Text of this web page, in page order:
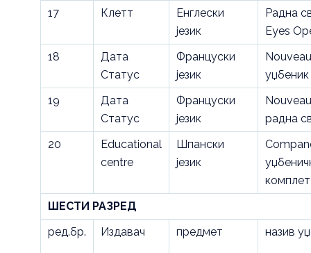
17
Клетт
Енглески
језик
Радна
Eyes
18
Дата
Статус
Француски
језик
уџбеник
19
Дата
Статус
Француски
језик
радна
20
Educational
centre
Шпански
језик
комплет
ШЕСТИ РАЗРЕД
ред.бр.
Издавач предмет назив